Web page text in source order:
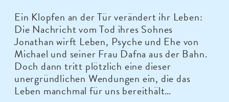
Ein Klopfen an der Tür verändert ihr Leben:
Die Nachricht vom Tod ihres Sohnes
Jonathan wirft Leben, Psyche und Ehe von
Michael und seiner Frau Dafna aus der Bahn.
Doch dann tritt plötzlich eine dieser
unergründlichen Wendungen ein, die das
Leben manchmal für uns bereithält…